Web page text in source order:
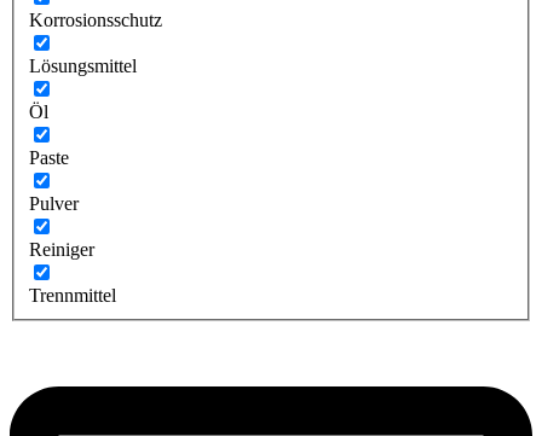
Korrosionsschutz
Lösungsmittel
Öl
Paste
Pulver
Reiniger
Trennmittel